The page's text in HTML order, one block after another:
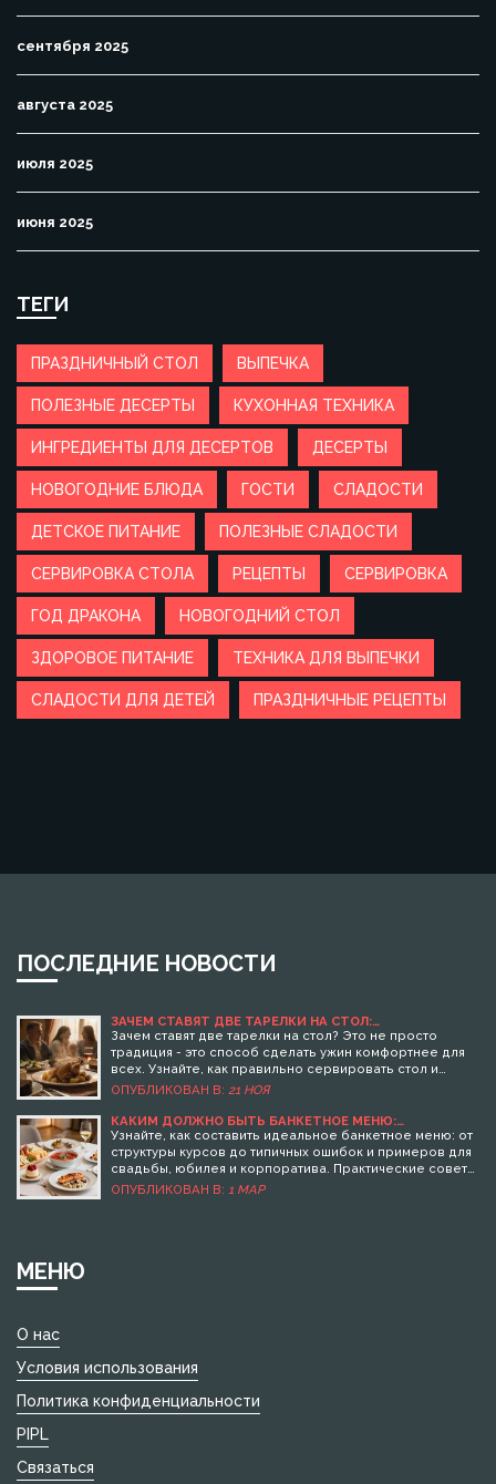
сентября 2025
августа 2025
июля 2025
июня 2025
ТЕГИ
ПРАЗДНИЧНЫЙ СТОЛ ВЫПЕЧКА
ПОЛЕЗНЫЕ ДЕСЕРТЫ КУХОННАЯ ТЕХНИКА
ИНГРЕДИЕНТЫ ДЛЯ ДЕСЕРТОВ ДЕСЕРТЫ
НОВОГОДНИЕ БЛЮДА ГОСТИ СЛАДОСТИ
ДЕТСКОЕ ПИТАНИЕ ПОЛЕЗНЫЕ СЛАДОСТИ
СЕРВИРОВКА СТОЛА РЕЦЕПТЫ СЕРВИРОВКА
ГОД ДРАКОНА НОВОГОДНИЙ СТОЛ
ЗДОРОВОЕ ПИТАНИЕ ТЕХНИКА ДЛЯ ВЫПЕЧКИ
СЛАДОСТИ ДЛЯ ДЕТЕЙ ПРАЗДНИЧНЫЕ РЕЦЕПТЫ
ПОСЛЕДНИЕ НОВОСТИ
ЗАЧЕМ СТАВЯТ ДВЕ ТАРЕЛКИ НА СТОЛ:
ПРАКТИЧЕСКИЕ ПРИЧИНЫ И ТРАДИЦИИ
Зачем ставят две тарелки на стол? Это не просто
традиция - это способ сделать ужин комфортнее для
всех. Узнайте, как правильно сервировать стол и
почему это работает даже в 2025 году.
ОПУБЛИКОВАН В: 21 НОЯ
КАКИМ ДОЛЖНО БЫТЬ БАНКЕТНОЕ МЕНЮ:
ПРАКТИЧЕСКИЕ СОВЕТЫ ДЛЯ ИДЕАЛЬНОГО
ПРАЗДНИЧНОГО СТОЛА
Узнайте, как составить идеальное банкетное меню: от
структуры курсов до типичных ошибок и примеров для
свадьбы, юбилея и корпоратива. Практические советы
для праздничного стола в Беларуси.
ОПУБЛИКОВАН В: 1 МАР
МЕНЮ
О нас
Условия использования
Политика конфиденциальности
PIPL
Связаться